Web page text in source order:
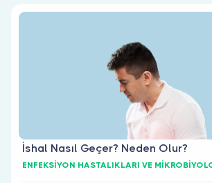
İshal Nasıl Geçer? Neden Olur?
ENFEKSİYON HASTALIKLARI VE